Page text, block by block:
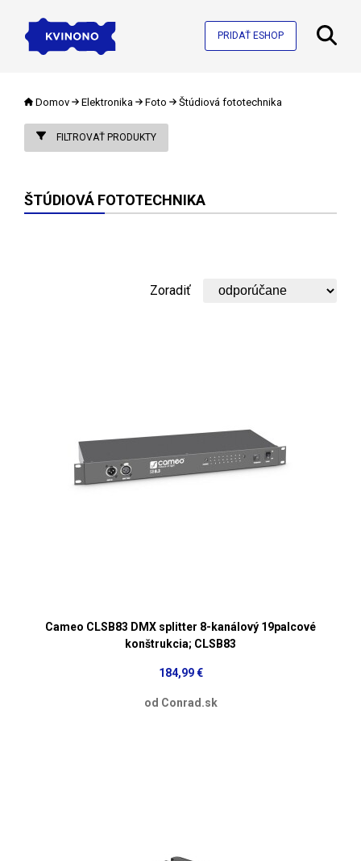
PRIDAŤ ESHOP
Domov Elektronika Foto Štúdiová fototechnika
FILTROVAŤ PRODUKTY
ŠTÚDIOVÁ FOTOTECHNIKA
Zoradiť
Cameo CLSB83 DMX splitter 8-kanálový 19palcové
konštrukcia; CLSB83
184,99 €
od Conrad.sk